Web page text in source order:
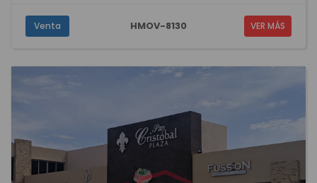
Venta HMOV-8130 VER MÁS